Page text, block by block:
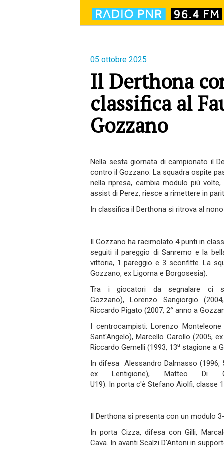
05 ottobre 2025
Il Derthona
classifica al
Gozzano
Nella sesta giornata di campionato il
contro il Gozzano. La squadra ospite
nella ripresa, cambia modulo più
assist di Perez, riesce a rimettere in
In classifica il Derthona si ritrova al
Il Gozzano ha racimolato 4 punti in
seguiti il pareggio di Sanremo e la
vittoria, 1 pareggio e 3 sconfitte. La
Gozzano, ex Ligorna e Borgosesia).
Tra i giocatori da segnalare ci
Gozzano), Lorenzo Sangiorgio
Riccardo Pigato (2007, 2° anno a
I centrocampisti: Lorenzo
Sant'Angelo), Marcello Carollo (2005,
Riccardo Gemelli (1993, 13a stagione a
In difesa Alessandro Dalmasso (1996,
ex Lentigione), Matteo Di
U19). In porta c'è Stefano Aiolfi,
Il Derthona si presenta con un modulo
In porta Cizza, difesa con Gilli,
Cava. In avanti Scalzi D'Antoni in